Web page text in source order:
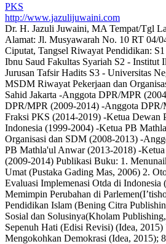
PKS
http://www.jazulijuwaini.com
Dr. H. Jazuli Juwaini, MA Tempat/Tgl
Alamat: Jl. Musyawarah No. 10 RT 04/
Ciputat, Tangsel Riwayat Pendidikan:
Ibnu Saud Fakultas Syariah S2 - Institut
Jurusan Tafsir Hadits S3 - Universitas
MSDM Riwayat Pekerjaan dan
Sahid Jakarta -Anggota DPR/MPR
DPR/MPR (2009-2014) -Anggota DPR/
Fraksi PKS (2014-2019) -Ketua Dewan
Indonesia (1999-2004) -Ketua PB
Organisasi dan SDM (2008-2013) -
PB Mathla'ul Anwar (2013-2018) -
(2009-2014) Publikasi Buku: 1.
Umat (Pustaka Gading Mas, 2006) 2.
Evaluasi Implemenasi Otda di Indonesia
Memimpin Perubahan di
Pendidikan Islam (Bening Citra
Sosial dan Solusinya(Kholam
Sepenuh Hati (Edisi Revisi) (Idea,
Mengokohkan Demokrasi (Idea, 2015);